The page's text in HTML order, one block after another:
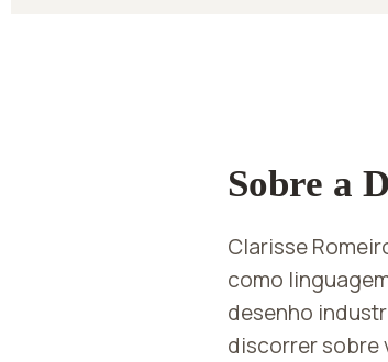
Sobre a
Clarisse
como
desenho
discorrer sobre